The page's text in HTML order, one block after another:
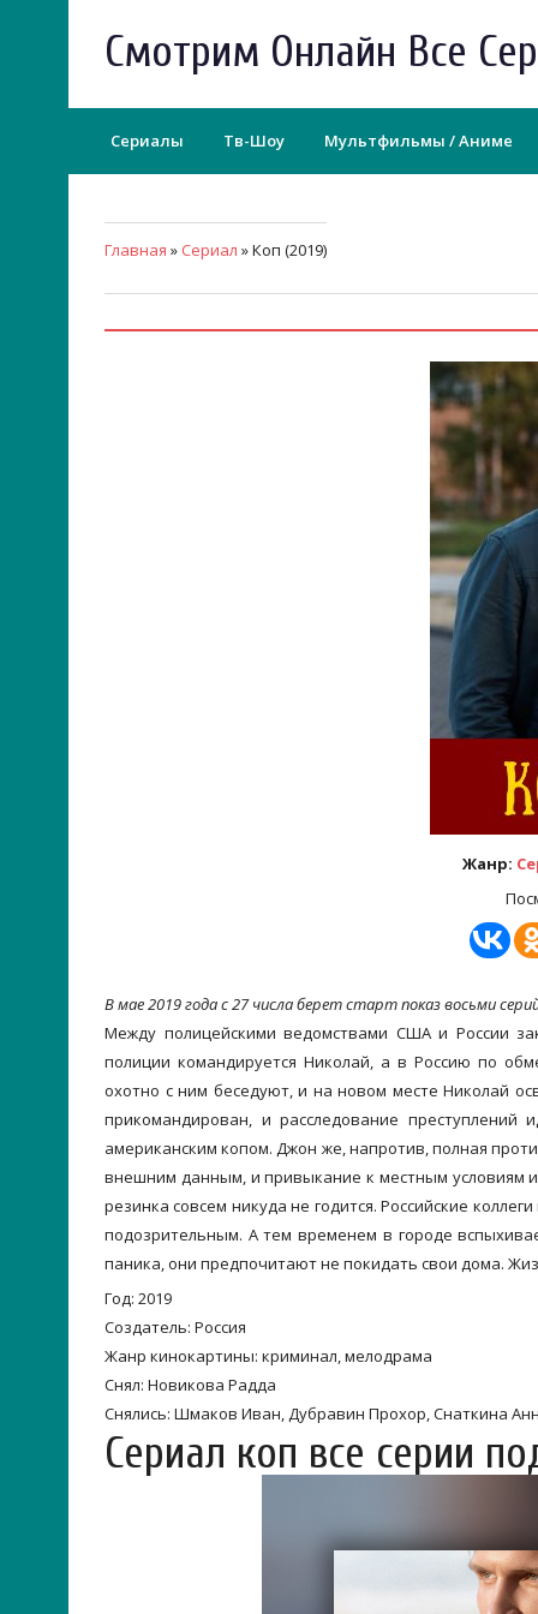
Смотрим Онлайн Все
Сериалы Тв-Шоу Мультфильмы / Аниме
Главная » Сериал » Коп (2019)
Жанр:
В мае 2019 года с 27 числа берет старт показ восьми
Между полицейскими ведомствами США и России
полиции командируется Николай, а в Россию по
охотно с ним беседуют, и на новом месте Николай
прикомандирован, и расследование
американским копом. Джон же, напротив, полная
внешним данным, и привыкание к местным условиям
резинка совсем никуда не годится. Российские
подозрительным. А тем временем в городе
паника, они предпочитают не покидать свои дома.
Год: 2019
Создатель: Россия
Жанр кинокартины: криминал, мелодрама
Снял: Новикова Радда
Снялись: Шмаков Иван, Дубравин Прохор, Снаткина
Сериал коп все серии